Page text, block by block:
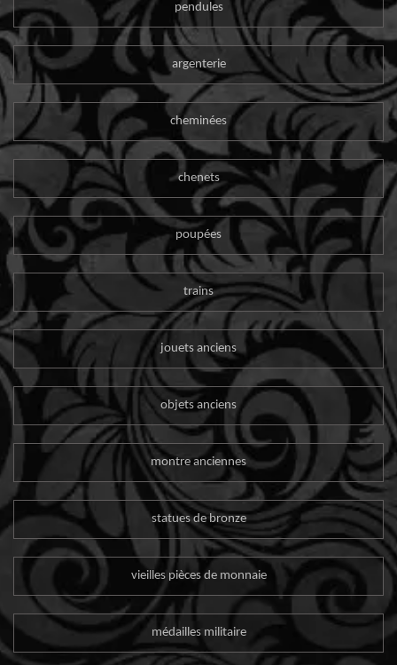
pendules
argenterie
cheminées
chenets
poupées
trains
jouets anciens
objets anciens
montre anciennes
statues de bronze
vieilles pièces de monnaie
médailles militaire